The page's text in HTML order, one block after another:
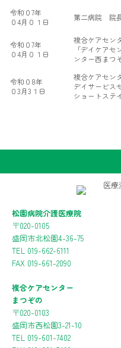
令和０7年
０4月０１日
第二病院
令和０7年
０4月０１日
複合ケアセン
「デイケア
ンター西まつ
令和０8年
０3月3１日
複合ケアセン
デイサービス
ショートステ
松園病院介護医療院
〒020-0105
盛岡市北松園4-36-75
TEL 019-662-6111
FAX 019-661-2090
複合ケアセンター
まつぞの
〒020-0103
盛岡市西松園3-21-10
TEL 019-601-7402